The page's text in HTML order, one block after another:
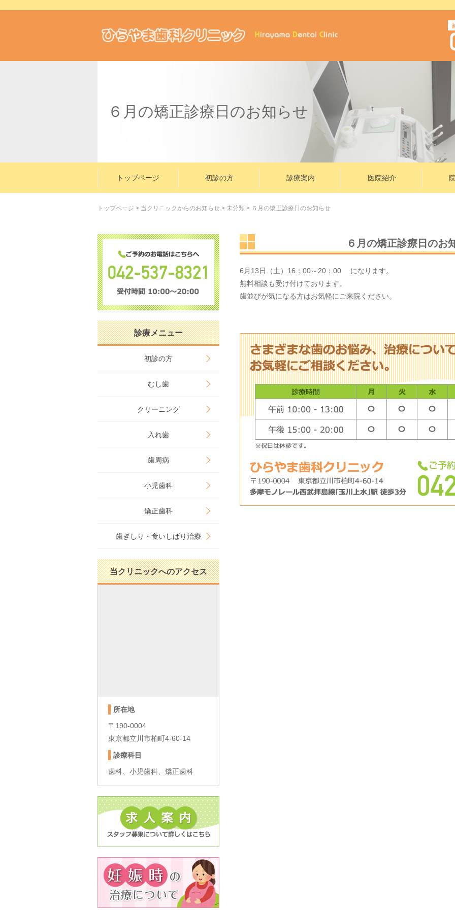
６月の矯正診療日のお知らせ
トップページ 初診の方 診療案内 医院紹介
トップページ > 当クリニックからのお知らせ > 未分類 > ６月の矯正診療日のお知らせ
６月の矯正診療日のお
6月13日（土）16：00～20：00 になります。
無料相談も受け付けております。
歯並びが気になる方はお気軽にご来院ください。
診療メニュー
初診の方
むし歯
クリーニング
入れ歯
歯周病
小児歯科
矯正歯科
歯ぎしり・食いしばり治療
当クリニックへのアクセス
所在地
〒190-0004
東京都立川市柏町4-60-14
診療科目
歯科、小児歯科、矯正歯科